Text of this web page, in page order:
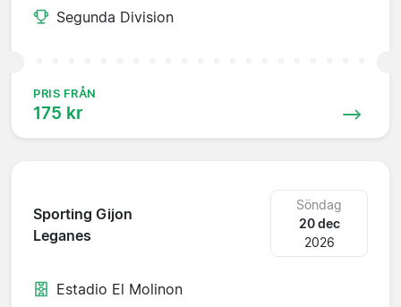
Segunda Division
PRIS FRÅN
175 kr
Sporting Gijon
Leganes
Söndag
20 dec
2026
Estadio El Molinon